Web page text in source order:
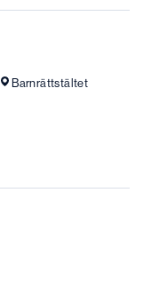
Barnrättstältet